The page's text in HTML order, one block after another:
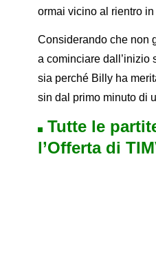
ormai vicino al rientro
Considerando che non
a cominciare dall’inizio
sia perché Billy ha
sin dal primo minuto di
Tutte le
l’Offerta di